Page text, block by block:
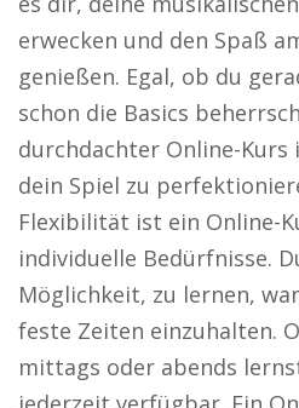
erwecken und den Spaß
genießen. Egal, ob du
schon die Basics
durchdachter Online-Kurs
dein Spiel zu
Flexibilität ist ein Online-
individuelle Bedürfnisse.
Möglichkeit, zu lernen,
feste Zeiten einzuhalten.
mittags oder abends